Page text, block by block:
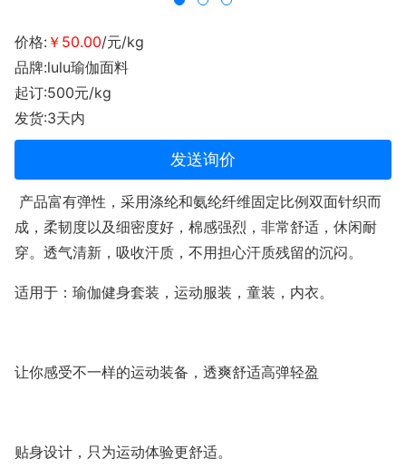
价格: ￥50.00/元/kg
品牌:lulu瑜伽面料
起订:500元/kg
发货:3天内
发送询价
产品富有弹性，采用涤纶和氨纶纤维固定比例双面针织而
成，柔韧度以及细密度好，棉感强烈，非常舒适，休闲耐
穿。透气清新，吸收汗质，不用担心汗质残留的沉闷。
适用于：瑜伽健身套装，运动服装，童装，内衣。
让你感受不一样的运动装备，透爽舒适高弹轻盈
贴身设计，只为运动体验更舒适。